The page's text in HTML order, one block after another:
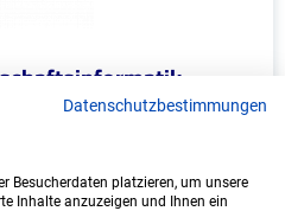
- KIX Service
Datenschutzbestimmungen
Besucherdaten platzieren, um unsere
Inhalte anzuzeigen und Ihnen ein